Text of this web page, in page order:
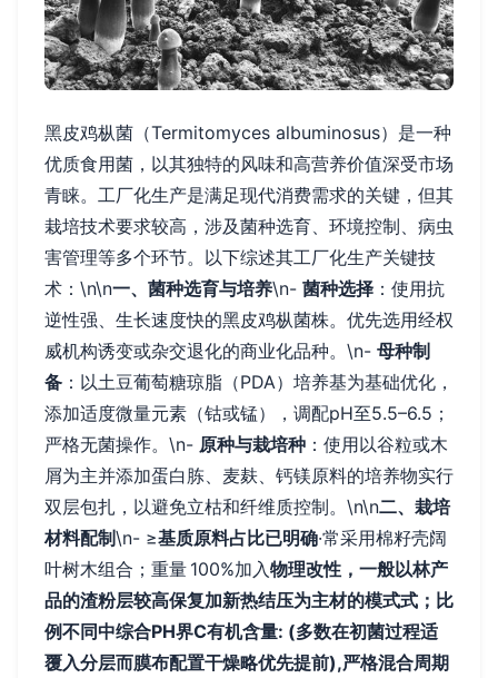
黑皮鸡枞菌（Termitomyces albuminosus）是一种
优质食用菌，以其独特的风味和高营养价值深受市场
青睐。工厂化生产是满足现代消费需求的关键，但其
栽培技术要求较高，涉及菌种选育、环境控制、病虫
害管理等多个环节。以下综述其工厂化生产关键技
术：\n\n一、菌种选育与培养\n- 菌种选择 ：使用抗
逆性强、生长速度快的黑皮鸡枞菌株。优先选用经权
威机构诱变或杂交退化的商业化品种。\n- 母种制
备 ：以土豆葡萄糖琼脂（PDA）培养基为基础优化，
添加适度微量元素（钴或锰），调配pH至5.5–6.5；
严格无菌操作。\n- 原种与栽培种 ：使用以谷粒或木
屑为主并添加蛋白胨、麦麸、钙镁原料的培养物实行
双层包扎，以避免立枯和纤维质控制。\n\n二、栽培
材料配制\n- ≥基质原料占比已明确·常采用棉籽壳阔
叶树木组合；重量 100%加入物理改性，一般以林产
品的渣粉层较高保复加新热结压为主材的模式式；比
例不同中综合PH界C有机含量: (多数在初菌过程适
覆入分层而膜布配置干燥略优先提前),严格混合周期